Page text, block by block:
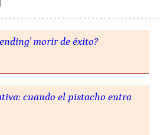
morir de éxito?
cuando el pistacho entra